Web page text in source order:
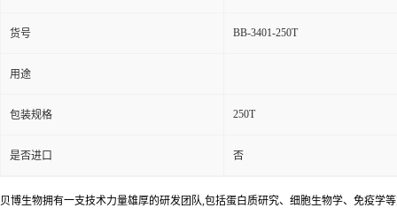
货号 BB-3401-250T
用途
包装规格 250T
是否进口 否
贝博生物拥有一支技术力量雄厚的研发团队,包括蛋白质研究、细胞生物学、免疫